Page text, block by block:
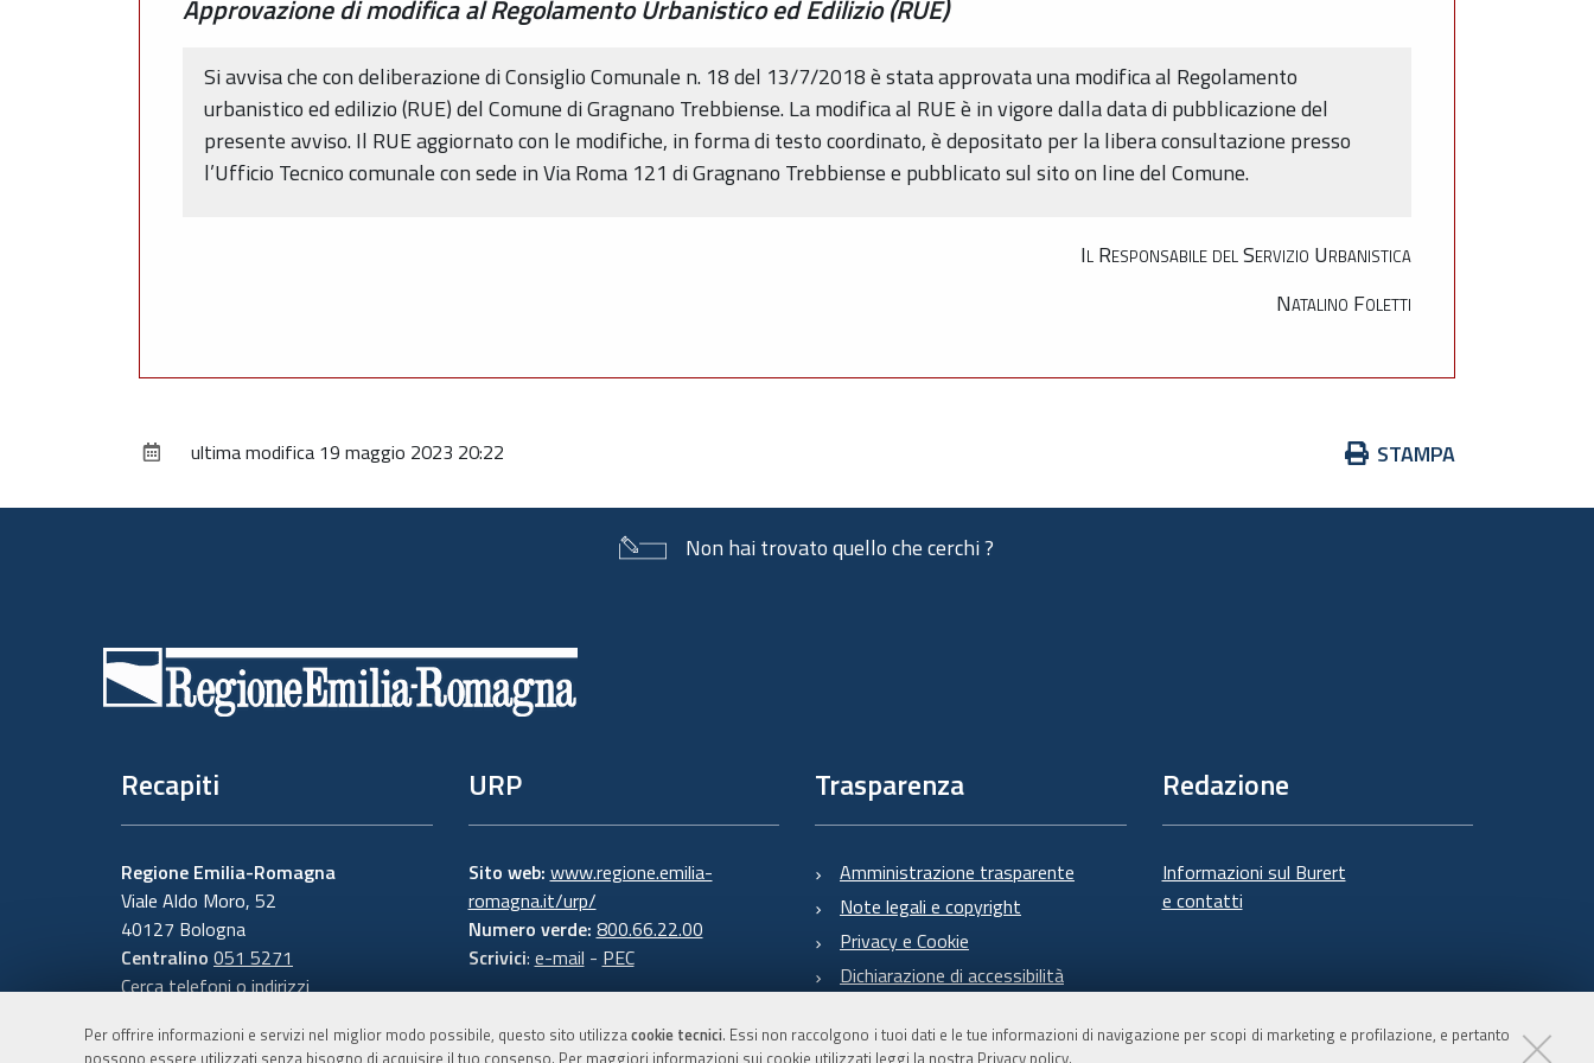
Per offrire informazioni e servizi nel miglior modo possibile, questo sito utilizzacookie tecnici. Essi non raccolgono i tuoi dati e le tue informazioni di navigazione per scopi di marketing e profilazione, e pertanto
possono essere utilizzati senza bisogno di acquisire il tuo consenso. Per maggiori informazioni sui cookie utilizzati leggi la nostra Privacy policy.
Approvazione di modifica al Regolamento Urbanistico ed Edilizio (RUE)
Si avvisa che con deliberazione di Consiglio Comunale n. 18 del 13/7/2018 è stata approvata una modifica al Regolamento
urbanistico ed edilizio (RUE) del Comune di Gragnano Trebbiense. La modifica al RUE è in vigore dalla data di pubblicazione del
presente avviso. Il RUE aggiornato con le modifiche, in forma di testo coordinato, è depositato per la libera consultazione presso
l’Ufficio Tecnico comunale con sede in Via Roma 121 di Gragnano Trebbiense e pubblicato sul sito on line del Comune.
Il Responsabile del Servizio Urbanistica
Natalino Foletti
Azioni
documento
STAMPA
ultima modifica 19 maggio 2023 20:22
Non hai trovato quello che cerchi ?
Recapiti
Regione Emilia-Romagna
Viale Aldo Moro, 52
40127 Bologna
Centralino 051 5271
Cerca telefoni o indirizzi
URP
Sito web: www.regione.emilia-
romagna.it/urp/
Numero verde: 800.66.22.00
Scrivici: e-mail - PEC
Trasparenza
Amministrazione trasparente
Note legali e copyright
Privacy e Cookie
Dichiarazione di accessibilità
Redazione
Informazioni sul Burert
e contatti